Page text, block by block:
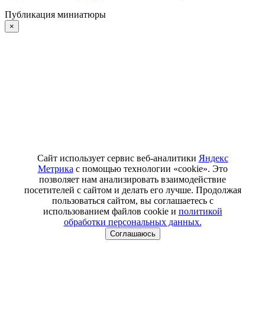
Публикация миниатюры
×
Сайт использует сервис веб-аналитики Яндекс
Метрика с помощью технологии «cookie». Это
позволяет нам анализировать взаимодействие
посетителей с сайтом и делать его лучше. Продолжая
пользоваться сайтом, вы соглашаетесь с
использованием файлов cookie и политикой
обработки персональных данных.
Соглашаюсь